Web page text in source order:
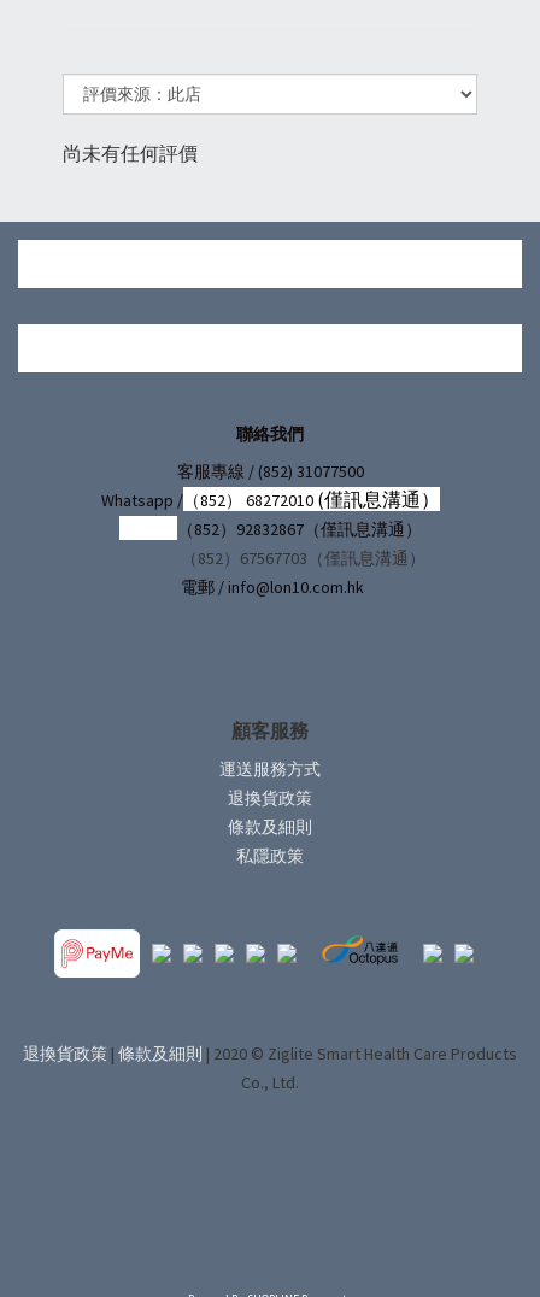
尚未有任何評價
聯絡我們
客服專線 / (852) 31077500
Whatsapp /（852） 68272010 (僅訊息溝通）
（852）92832867（僅訊息溝通）
（852）67567703（僅訊息溝通）
電郵 / info@lon10.com.hk
顧客服務
運送服務方式
退換貨政策
條款及細則
私隱政策
退換貨政策 | 條款及細則 | 2020 © Ziglite Smart Health Care Products
Co., Ltd.